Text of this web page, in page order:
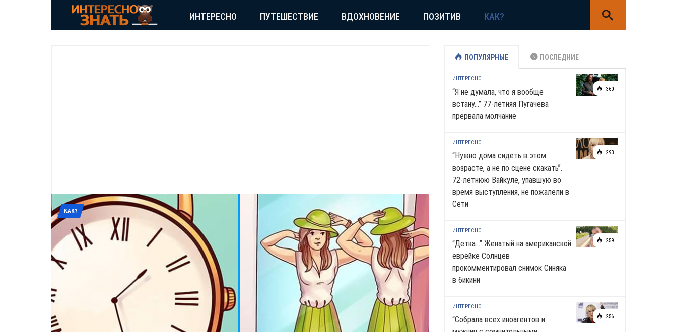
ИНТЕРЕСНО ПУТЕШЕСТВИЕ ВДОХНОВЕНИЕ ПОЗИТИВ КАК?
КАК?
ПОПУЛЯРНЫЕ ПОСЛЕДНИЕ
360
ИНТЕРЕСНО
“Я не думала, что я вообще
встану…” 77-летняя Пугачева
прервала молчание
293
ИНТЕРЕСНО
“Нужно дома сидеть в этом
возрасте, а не по сцене скакать”.
72-летнюю Вайкуле, упавшую во
время выступления, не пожалели в
Сети
259
ИНТЕРЕСНО
“Детка…” Женатый на американской
еврейке Солнцев
прокомментировал снимок Синяка
в 6икини
256
ИНТЕРЕСНО
“Собрала всех иноагентов и